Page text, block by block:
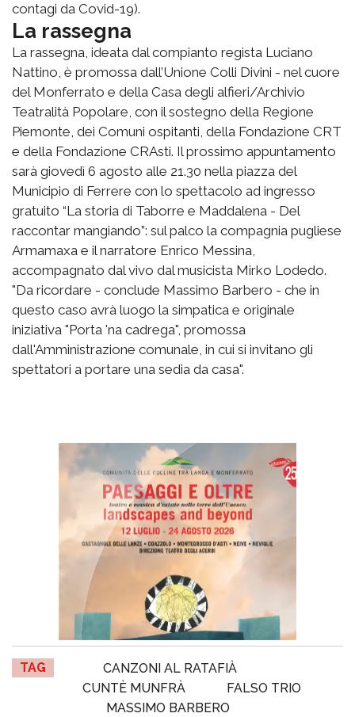
contagi da Covid-19).
La rassegna
La rassegna, ideata dal compianto regista Luciano
Nattino, è promossa dall’Unione Colli Divini - nel cuore
del Monferrato e della Casa degli alfieri/Archivio
Teatralità Popolare, con il sostegno della Regione
Piemonte, dei Comuni ospitanti, della Fondazione CRT
e della Fondazione CRAsti. Il prossimo appuntamento
sarà giovedì 6 agosto alle 21.30 nella piazza del
Municipio di Ferrere con lo spettacolo ad ingresso
gratuito “La storia di Taborre e Maddalena - Del
raccontar mangiando”: sul palco la compagnia pugliese
Armamaxa e il narratore Enrico Messina,
accompagnato dal vivo dal musicista Mirko Lodedo.
"Da ricordare - conclude Massimo Barbero - che in
questo caso avrà luogo la simpatica e originale
iniziativa "Porta 'na cadrega", promossa
dall'Amministrazione comunale, in cui si invitano gli
spettatori a portare una sedia da casa".
TAG
CANZONI AL RATAFIÀ
CUNTÈ MUNFRÀ
FALSO TRIO
MASSIMO BARBERO